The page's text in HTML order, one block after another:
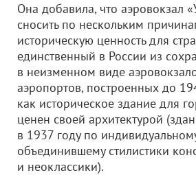
Она добавила, что аэровокзал
сносить по нескольким
историческую ценность для
единственный в России из
в неизменном виде
аэропортов, построенных до
как историческое здание для
ценен своей архитектурой
в 1937 году по
объединившему стилистики
и неоклассики).